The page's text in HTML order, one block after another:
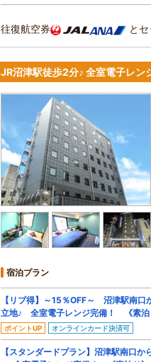
往復航空券 と
JR沼津駅徒歩2分♪ 全室電子レン
宿泊プラン
【リブ得】～15％OFF～ 沼津駅南口
立地♪ 全室電子レンジ完備！ 《素泊
ポイントUP オンラインカード決済可
【スタンダードプラン】沼津駅南口か